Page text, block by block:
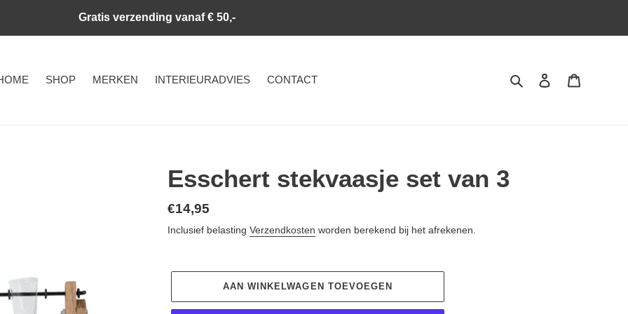
Gratis verzending vanaf € 50,-
SHOP MERKEN INTERIEURADVIES CONTACT Zoeken Aanmelden
Esschert stekvaasje set van 3
Normale
prijs
€14,95
Inclusief belasting Verzendkosten worden berekend bij het afrekenen.
AAN WINKELWAGEN TOEVOEGEN